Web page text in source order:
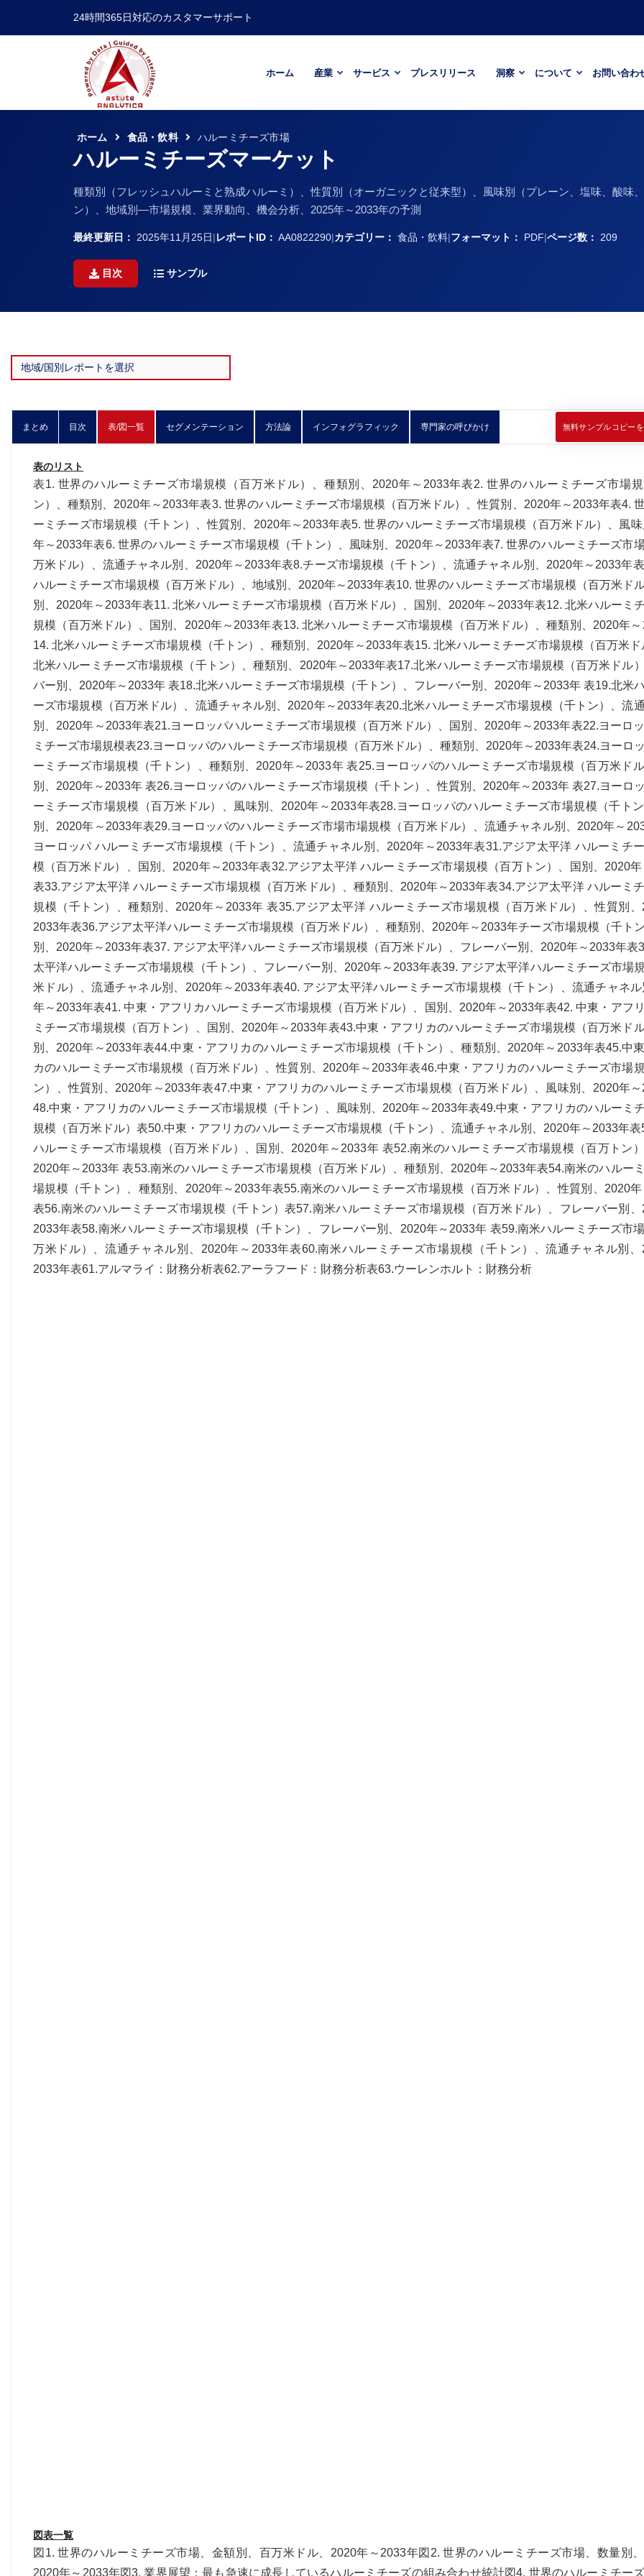
24時間365日対応のカスタマーサポート
ホーム 産業 サービス プレスリリース 洞察 について お問い合わ
ホーム 食品・飲料 ハルーミチーズ市場
ハルーミチーズマーケット
種類別（フレッシュハルーミと熟成ハルーミ）、性質別（オーガニックと従来型）、風味別（プレーン、塩味、酸味
ン）、地域別―市場規模、業界動向、機会分析、2025年～2033年の予測
最終更新日： 2025年11月25日|レポートID： AA0822290|カテゴリー： 食品・飲料|フォーマット： PDF|ページ数： 209
目次 サンプル
まとめ 目次 表/図一覧 セグメンテーション 方法論 インフォグラフィック 専門家の呼びかけ 無料サンプルコピー
表のリスト
表1. 世界のハルーミチーズ市場規模（百万米ドル）、種類別、2020年～2033年表2. 世界のハルーミチーズ市場
ン）、種類別、2020年～2033年表3. 世界のハルーミチーズ市場規模（百万米ドル）、性質別、2020年～2033年表4.
ーミチーズ市場規模（千トン）、性質別、2020年～2033年表5. 世界のハルーミチーズ市場規模（百万米ドル）、風
年～2033年表6. 世界のハルーミチーズ市場規模（千トン）、風味別、2020年～2033年表7. 世界のハルーミチーズ市
万米ドル）、流通チャネル別、2020年～2033年表8.チーズ市場規模（千トン）、流通チャネル別、2020年～2033年
ハルーミチーズ市場規模（百万米ドル）、地域別、2020年～2033年表10. 世界のハルーミチーズ市場規模（百万米ド
別、2020年～2033年表11. 北米ハルーミチーズ市場規模（百万米ドル）、国別、2020年～2033年表12. 北米ハルーミ
規模（百万米ドル）、国別、2020年～2033年表13. 北米ハルーミチーズ市場規模（百万米ドル）、種類別、2020年
14. 北米ハルーミチーズ市場規模（千トン）、種類別、2020年～2033年表15. 北米ハルーミチーズ市場規模（百万米ド
北米ハルーミチーズ市場規模（千トン）、種類別、2020年～2033年表17.北米ハルーミチーズ市場規模（百万米ドル
バー別、2020年～2033年 表18.北米ハルーミチーズ市場規模（千トン）、フレーバー別、2020年～2033年 表19.北米
ーズ市場規模（百万米ドル）、流通チャネル別、2020年～2033年表20.北米ハルーミチーズ市場規模（千トン）、流
別、2020年～2033年表21.ヨーロッパハルーミチーズ市場規模（百万米ドル）、国別、2020年～2033年表22.ヨーロ
ミチーズ市場規模表23.ヨーロッパのハルーミチーズ市場規模（百万米ドル）、種類別、2020年～2033年表24.ヨーロ
ーミチーズ市場規模（千トン）、種類別、2020年～2033年 表25.ヨーロッパのハルーミチーズ市場規模（百万米ド
別、2020年～2033年 表26.ヨーロッパのハルーミチーズ市場規模（千トン）、性質別、2020年～2033年 表27.ヨーロ
ーミチーズ市場規模（百万米ドル）、風味別、2020年～2033年表28.ヨーロッパのハルーミチーズ市場規模（千ト
別、2020年～2033年表29.ヨーロッパのハルーミチーズ市場市場規模（百万米ドル）、流通チャネル別、2020年～
ヨーロッパ ハルーミチーズ市場規模（千トン）、流通チャネル別、2020年～2033年表31.アジア太平洋 ハルーミチ
模（百万米ドル）、国別、2020年～2033年表32.アジア太平洋 ハルーミチーズ市場規模（百万トン）、国別、2020
表33.アジア太平洋 ハルーミチーズ市場規模（百万米ドル）、種類別、2020年～2033年表34.アジア太平洋 ハルーミ
規模（千トン）、種類別、2020年～2033年 表35.アジア太平洋 ハルーミチーズ市場規模（百万米ドル）、性質別
2033年表36.アジア太平洋ハルーミチーズ市場規模（百万米ドル）、種類別、2020年～2033年チーズ市場規模（千ト
別、2020年～2033年表37. アジア太平洋ハルーミチーズ市場規模（百万米ドル）、フレーバー別、2020年～2033年表
太平洋ハルーミチーズ市場規模（千トン）、フレーバー別、2020年～2033年表39. アジア太平洋ハルーミチーズ市場
米ドル）、流通チャネル別、2020年～2033年表40. アジア太平洋ハルーミチーズ市場規模（千トン）、流通チャネ
年～2033年表41. 中東・アフリカハルーミチーズ市場規模（百万米ドル）、国別、2020年～2033年表42. 中東・アフ
ミチーズ市場規模（百万トン）、国別、2020年～2033年表43.中東・アフリカのハルーミチーズ市場規模（百万米ド
別、2020年～2033年表44.中東・アフリカのハルーミチーズ市場規模（千トン）、種類別、2020年～2033年表45.中
カのハルーミチーズ市場規模（百万米ドル）、性質別、2020年～2033年表46.中東・アフリカのハルーミチーズ市場
ン）、性質別、2020年～2033年表47.中東・アフリカのハルーミチーズ市場規模（百万米ドル）、風味別、2020年
48.中東・アフリカのハルーミチーズ市場規模（千トン）、風味別、2020年～2033年表49.中東・アフリカのハルーミ
規模（百万米ドル）表50.中東・アフリカのハルーミチーズ市場規模（千トン）、流通チャネル別、2020年～2033年表
ハルーミチーズ市場規模（百万米ドル）、国別、2020年～2033年 表52.南米のハルーミチーズ市場規模（百万トン
2020年～2033年 表53.南米のハルーミチーズ市場規模（百万米ドル）、種類別、2020年～2033年表54.南米のハルー
場規模（千トン）、種類別、2020年～2033年表55.南米のハルーミチーズ市場規模（百万米ドル）、性質別、2020
表56.南米のハルーミチーズ市場規模（千トン）表57.南米ハルーミチーズ市場規模（百万米ドル）、フレーバー別
2033年表58.南米ハルーミチーズ市場規模（千トン）、フレーバー別、2020年～2033年 表59.南米ハルーミチーズ市
万米ドル）、流通チャネル別、2020年～2033年表60.南米ハルーミチーズ市場規模（千トン）、流通チャネル別、
2033年表61.アルマライ：財務分析表62.アーラフード：財務分析表63.ウーレンホルト：財務分析
図表一覧
図1. 世界のハルーミチーズ市場、金額別、百万米ドル、2020年～2033年図2. 世界のハルーミチーズ市場、数量別
2020年～2033年図3. 業界展望：最も急速に成長しているハルーミチーズの組み合わせ統計図4. 世界のハルーミチー